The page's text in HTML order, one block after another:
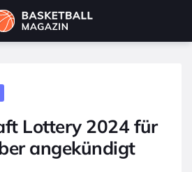
Lottery 2024 für
angekündigt